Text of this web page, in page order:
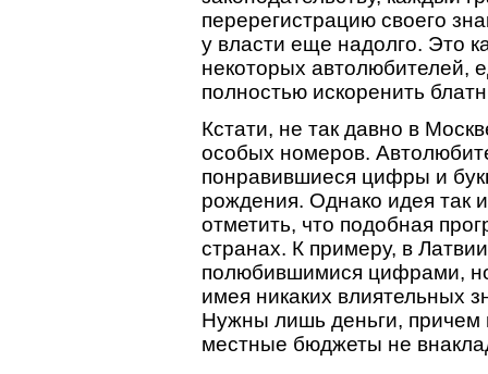
перерегистрацию своего
у власти еще надолго. Это
некоторых автолюбителей,
полностью искоренить
Кстати, не так давно в
особых номеров.
понравившиеся цифры и
рождения. Однако идея так
отметить, что подобная
странах. К примеру, в
полюбившимися цифрами,
имея никаких влиятельных
Нужны лишь деньги,
местные бюджеты не